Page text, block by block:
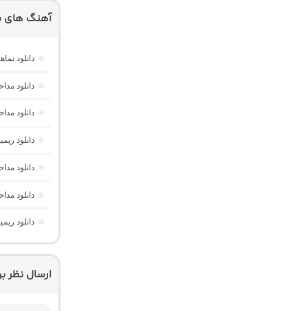
آهنگ های
دانلود
دانلود
دانلود
دانلود
دانلود
دانلود
دانلود
ارسال نظر